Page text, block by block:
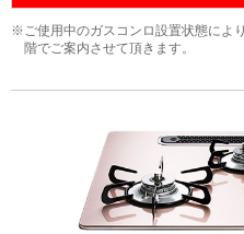
※ご使用中のガスコンロ設置状態によ
階でご案内させて頂きます。